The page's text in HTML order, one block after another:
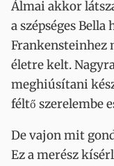
Álmai akkor
a szépséges
Frankensteinhez
életre kelt.
meghiúsítani
féltő szerelembe
De vajon mit
Ez a merész